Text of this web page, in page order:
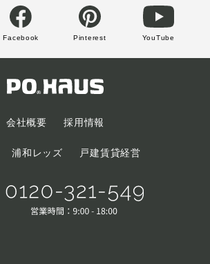
Facebook Pinterest YouTube
会社概要 採用情報
浦和レッズ 戸建賃貸経営